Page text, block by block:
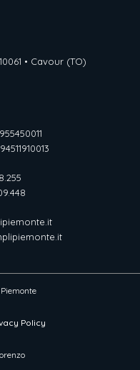
• Cavour (TO)
Policy